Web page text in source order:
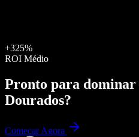
+325%
ROI Médio
Pronto para dominar
Dourados?
Começar Agora